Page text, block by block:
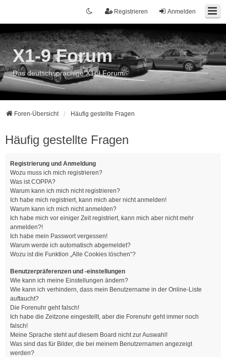
Anmelden
Registrieren
X1-9 Forum
Das deutschsprachige X1/9 Forum
Foren-Übersicht Häufig gestellte Fragen
Häufig gestellte Fragen
Registrierung und Anmeldung
Wozu muss ich mich registrieren?
Was ist COPPA?
Warum kann ich mich nicht registrieren?
Ich habe mich registriert, kann mich aber nicht anmelden!
Warum kann ich mich nicht anmelden?
Ich habe mich vor einiger Zeit registriert, kann mich aber nicht mehr
anmelden?!
Ich habe mein Passwort vergessen!
Warum werde ich automatisch abgemeldet?
Wozu ist die Funktion „Alle Cookies löschen“?
Benutzerpräferenzen und -einstellungen
Wie kann ich meine Einstellungen ändern?
Wie kann ich verhindern, dass mein Benutzername in der Online-Liste
auftaucht?
Die Forenuhr geht falsch!
Ich habe die Zeitzone eingestellt, aber die Forenuhr geht immer noch
falsch!
Meine Sprache steht auf diesem Board nicht zur Auswahl!
Was sind das für Bilder, die bei meinem Benutzernamen angezeigt
werden?